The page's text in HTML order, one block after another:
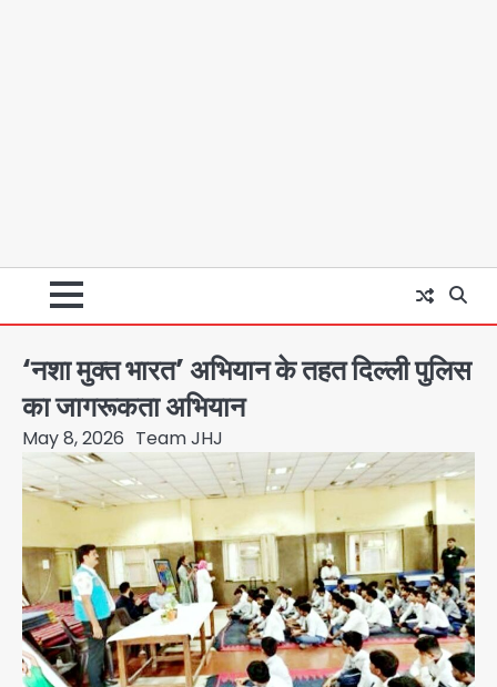
‘नशा मुक्त भारत’ अभियान के तहत दिल्ली पुलिस
का जागरूकता अभियान
May 8, 2026 Team JHJ